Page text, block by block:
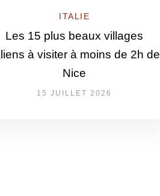
ITALIE
Les 15 plus beaux villages
à visiter à moins de 2h de
Nice
15 JUILLET 2026